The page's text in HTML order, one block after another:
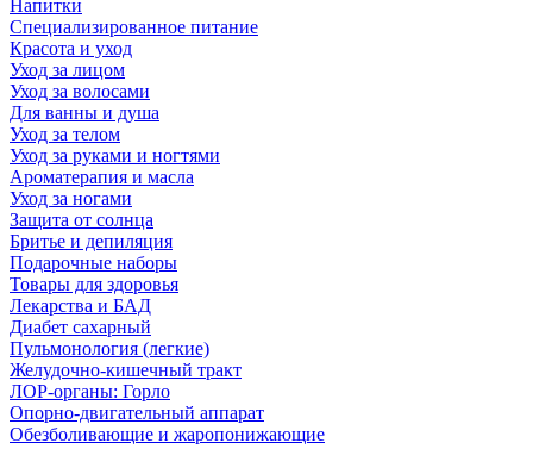
Напитки
Специализированное питание
Красота и уход
Уход за лицом
Уход за волосами
Для ванны и душа
Уход за телом
Уход за руками и ногтями
Ароматерапия и масла
Уход за ногами
Защита от солнца
Бритье и депиляция
Подарочные наборы
Товары для здоровья
Лекарства и БАД
Диабет сахарный
Пульмонология (легкие)
Желудочно-кишечный тракт
ЛОР-органы: Горло
Опорно-двигательный аппарат
Обезболивающие и жаропонижающие